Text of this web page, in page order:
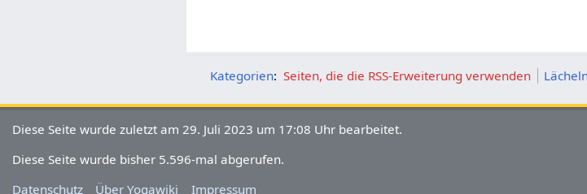
Kategorien: Seiten, die die RSS-Erweiterung verwenden
Diese Seite wurde zuletzt am 29. Juli 2023 um 17:08 Uhr bearbeitet.
Diese Seite wurde bisher 5.596-mal abgerufen.
Datenschutz
Über Yogawiki Impressum